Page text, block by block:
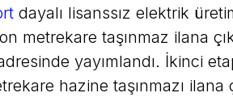
dayalı lisanssız elektrik
metrekare taşınmaz ilana
yayımlandı. İkinci
hazine taşınmazı ilana